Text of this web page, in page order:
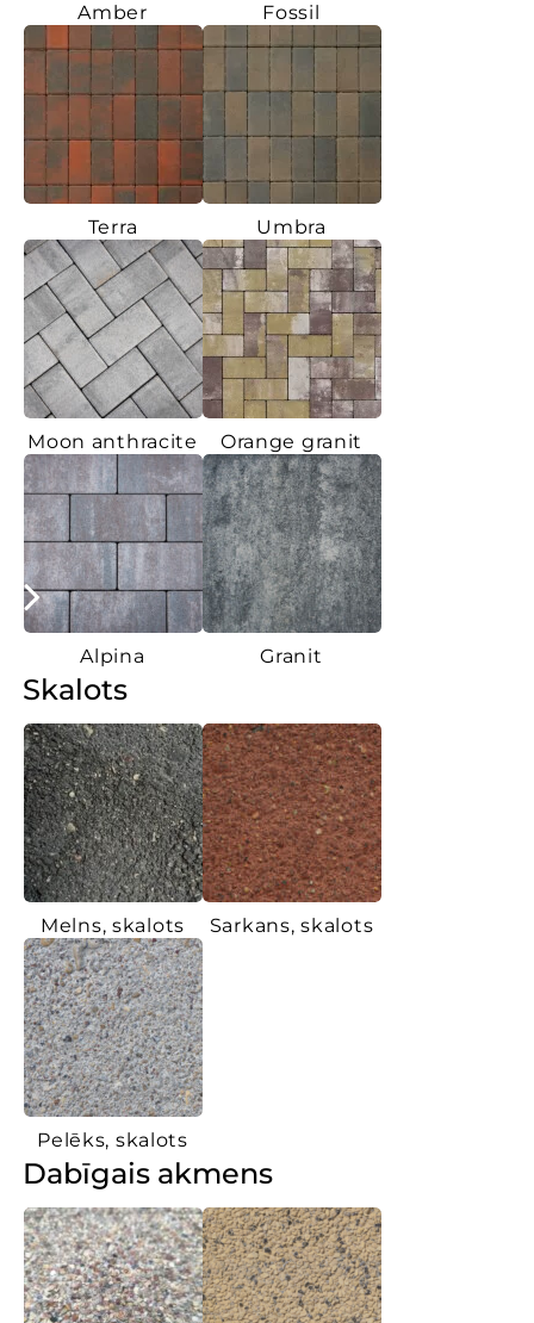
Amber Fossil
Terra Umbra
Moon anthracite Orange granit
Alpina Granit
Skalots
Melns, skalots Sarkans, skalots
Pelēks, skalots
Dabīgais akmens